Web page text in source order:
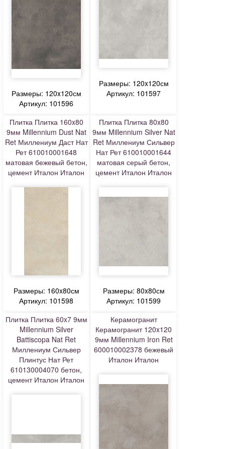
Размеры: 120x120см
Артикул: 101596
Размеры: 120x120см
Артикул: 101597
Плитка Плитка 160x80
9мм Millennium Dust Nat
Ret Миллениум Даст Нат
Рет 610010001648
матовая бежевый бетон,
цемент Италон Италон
Размеры: 160x80см
Артикул: 101598
Плитка Плитка 80x80
9мм Millennium Silver Nat
Ret Миллениум Сильвер
Нат Рет 610010001644
матовая серый бетон,
цемент Италон Италон
Размеры: 80x80см
Артикул: 101599
Плитка Плитка 60x7 9мм
Millennium Silver
Battiscopa Nat Ret
Миллениум Сильвер
Плинтус Нат Рет
610130004070 бетон,
цемент Италон Италон
Керамогранит
Керамогранит 120x120
9мм Millennium Iron Ret
600010002378 бежевый
Италон Италон